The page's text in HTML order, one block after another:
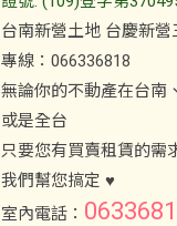
台南新營土地 台慶新營
專線：066336818
無論你的不動產在台南
或是全台
只要您有買賣租賃的需
我們幫您搞定 ♥
室內電話：